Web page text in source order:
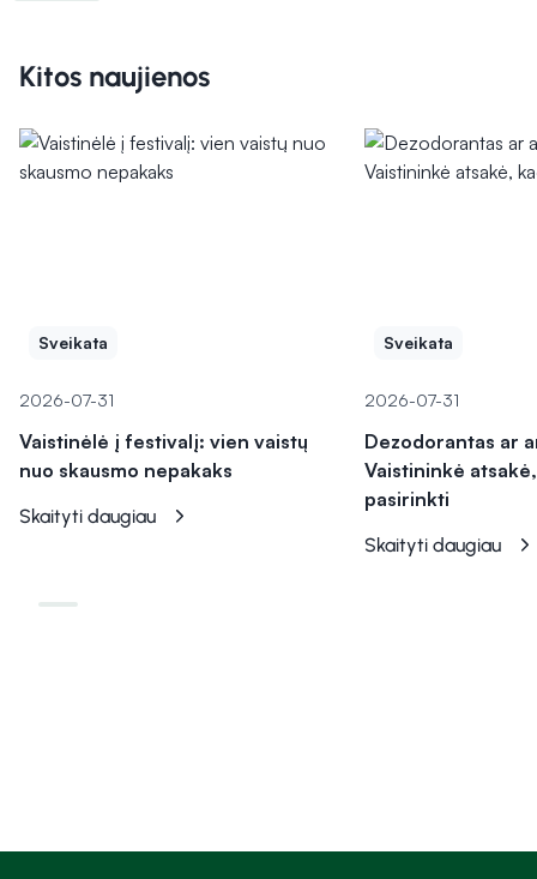
Kitos naujienos
Sveikata
2026-07-31
Vaistinėlė į festivalį: vien vaistų
nuo skausmo nepakaks
Skaityti daugiau
Sveikata
2026-07-31
Dezodorantas ar
Vaistininkė
pasirinkti
Skaityti daugiau